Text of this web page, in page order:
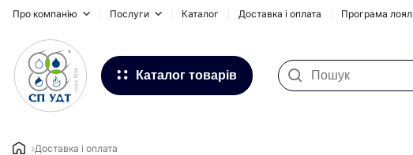
Про компанію Послуги Каталог Доставка і оплата Програма
Каталог товарів
Доставка і оплата